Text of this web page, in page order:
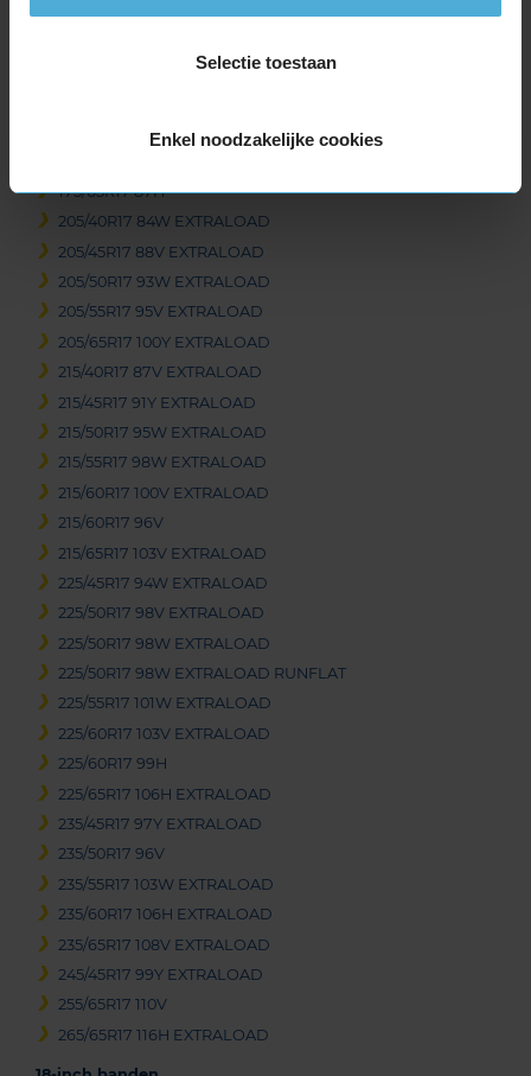
Selectie toestaan
Enkel noodzakelijke cookies
225/55R16 99W EXTRALOAD
175/65R17 87H
205/40R17 84W EXTRALOAD
205/45R17 88V EXTRALOAD
205/50R17 93W EXTRALOAD
205/55R17 95V EXTRALOAD
205/65R17 100Y EXTRALOAD
215/40R17 87V EXTRALOAD
215/45R17 91Y EXTRALOAD
215/50R17 95W EXTRALOAD
215/55R17 98W EXTRALOAD
215/60R17 100V EXTRALOAD
215/60R17 96V
215/65R17 103V EXTRALOAD
225/45R17 94W EXTRALOAD
225/50R17 98V EXTRALOAD
225/50R17 98W EXTRALOAD
225/50R17 98W EXTRALOAD RUNFLAT
225/55R17 101W EXTRALOAD
225/60R17 103V EXTRALOAD
225/60R17 99H
225/65R17 106H EXTRALOAD
235/45R17 97Y EXTRALOAD
235/50R17 96V
235/55R17 103W EXTRALOAD
235/60R17 106H EXTRALOAD
235/65R17 108V EXTRALOAD
245/45R17 99Y EXTRALOAD
255/65R17 110V
265/65R17 116H EXTRALOAD